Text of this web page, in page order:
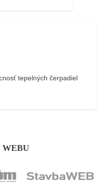
tepelných čerpadiel
WEBU